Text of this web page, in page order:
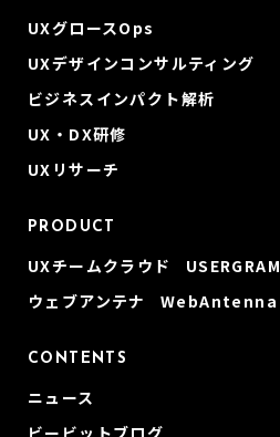
UXグロースOps
UXデザインコンサルティング
ビジネスインパクト解析
UX・DX研修
UXリサーチ
PRODUCT
UXチームクラウド USERGRAM
ウェブアンテナ WebAntenna
CONTENTS
ニュース